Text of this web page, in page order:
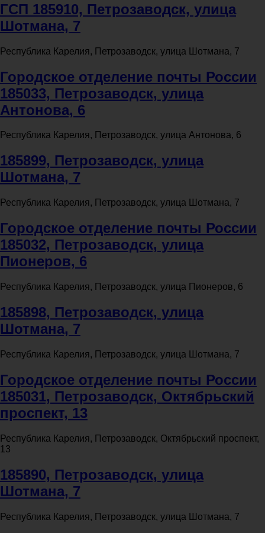
ГСП 185910, Петрозаводск, улица
Шотмана, 7
Республика Карелия, Петрозаводск, улица Шотмана, 7
Городское отделение почты России
185033, Петрозаводск, улица
Антонова, 6
Республика Карелия, Петрозаводск, улица Антонова, 6
185899, Петрозаводск, улица
Шотмана, 7
Республика Карелия, Петрозаводск, улица Шотмана, 7
Городское отделение почты России
185032, Петрозаводск, улица
Пионеров, 6
Республика Карелия, Петрозаводск, улица Пионеров, 6
185898, Петрозаводск, улица
Шотмана, 7
Республика Карелия, Петрозаводск, улица Шотмана, 7
Городское отделение почты России
185031, Петрозаводск, Октябрьский
проспект, 13
Республика Карелия, Петрозаводск, Октябрьский проспект,
13
185890, Петрозаводск, улица
Шотмана, 7
Республика Карелия, Петрозаводск, улица Шотмана, 7